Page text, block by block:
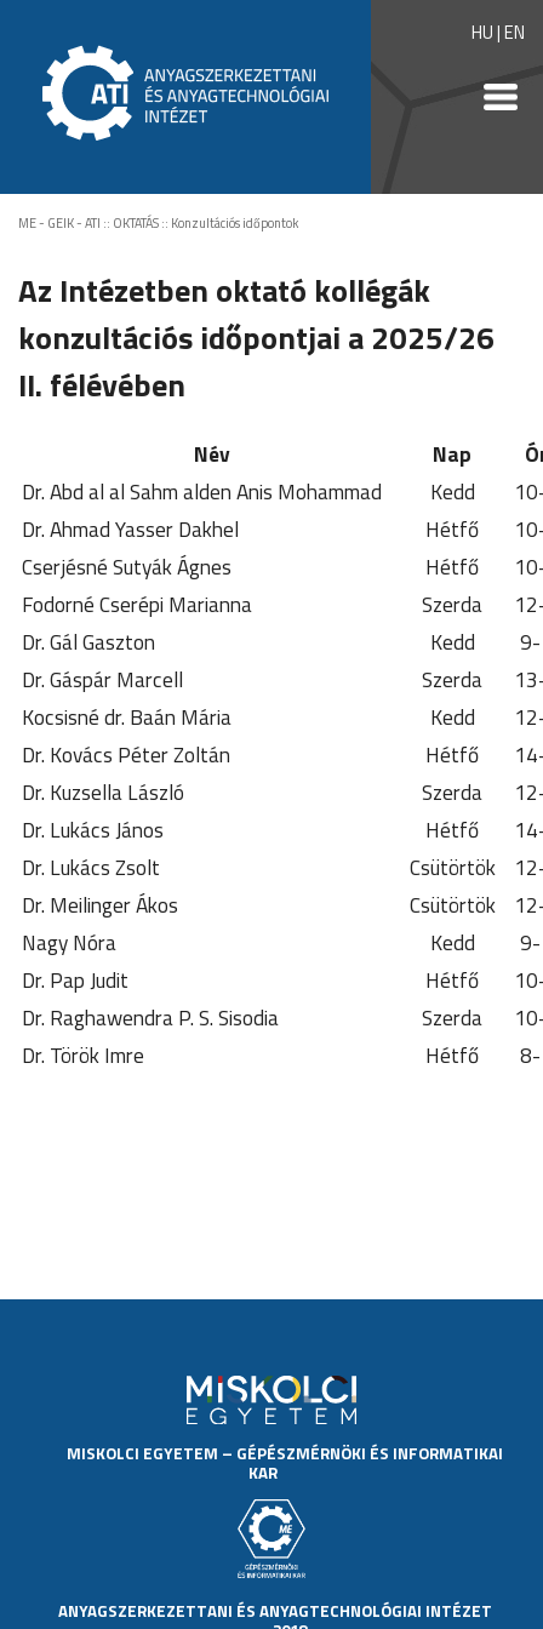
HU|EN
ME - GEIK - ATI :: OKTATÁS:: Konzultációs időpontok
Az Intézetben oktató kollégák
konzultációs időpontjai a 2025/26
II. félévében
Név Nap
Dr. Abd al al Sahm alden Anis Mohammad
Kedd
Dr. Ahmad Yasser Dakhel
Hétfő
Cserjésné Sutyák Ágnes
Hétfő
Fodorné Cserépi Marianna
Szerda
Dr. Gál Gaszton
Kedd
Dr. Gáspár Marcell
Szerda
Kocsisné dr. Baán Mária
Kedd
Dr. Kovács Péter Zoltán
Hétfő
Dr. Kuzsella László
Szerda
Dr. Lukács János
Hétfő
Dr. Lukács Zsolt
Csütörtök
Dr. Meilinger Ákos
Csütörtök
Nagy Nóra
Kedd
Dr. Pap Judit
Hétfő
Dr. Raghawendra P. S. Sisodia
Szerda
Dr. Török Imre
Hétfő
MISKOLCI EGYETEM – GÉPÉSZMÉRNÖKI ÉS INFORMATIKAI
KAR
ANYAGSZERKEZETTANI ÉS ANYAGTECHNOLÓGIAI INTÉZET